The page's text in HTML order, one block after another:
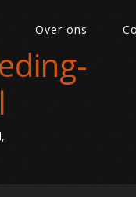
Over ons